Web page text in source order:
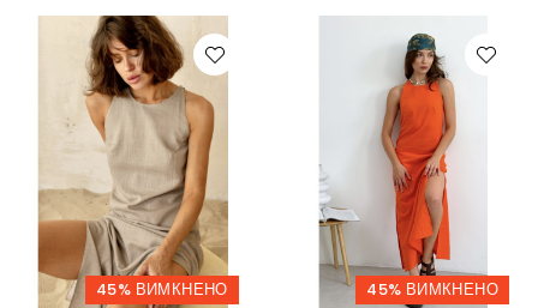
45% ВИМКНЕНО 45% ВИМКНЕНО